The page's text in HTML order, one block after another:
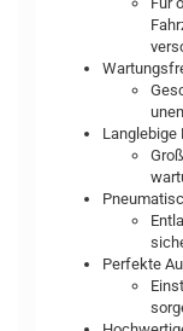
Langlebige
Perfekte